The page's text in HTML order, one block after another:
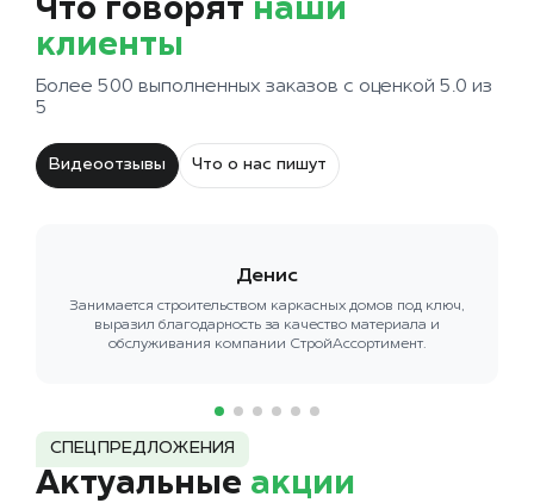
Что говорят наши
клиенты
Более 500 выполненных заказов с оценкой 5.0 из
5
Видеоотзывы Что о нас пишут
Денис
Занимается строительством каркасных домов под ключ,
выразил благодарность за качество материала и
обслуживания компании СтройАссортимент.
СПЕЦПРЕДЛОЖЕНИЯ
Актуальные акции